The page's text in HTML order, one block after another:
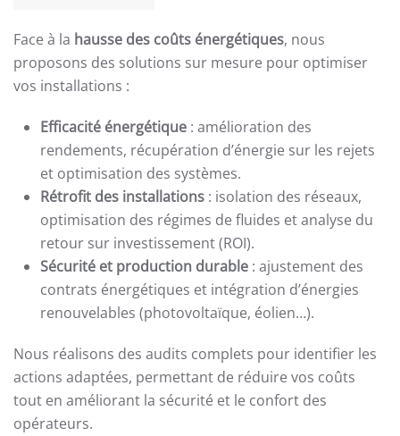
Face à la hausse des coûts énergétiques, nous
proposons des solutions sur mesure pour optimiser
vos installations :
Efficacité énergétique : amélioration des
rendements, récupération d’énergie sur les rejets
et optimisation des systèmes.
Rétrofit des installations : isolation des réseaux,
optimisation des régimes de fluides et analyse du
retour sur investissement (ROI).
Sécurité et production durable : ajustement des
contrats énergétiques et intégration d’énergies
renouvelables (photovoltaïque, éolien…).
Nous réalisons des audits complets pour identifier les
actions adaptées, permettant de réduire vos coûts
tout en améliorant la sécurité et le confort des
opérateurs.